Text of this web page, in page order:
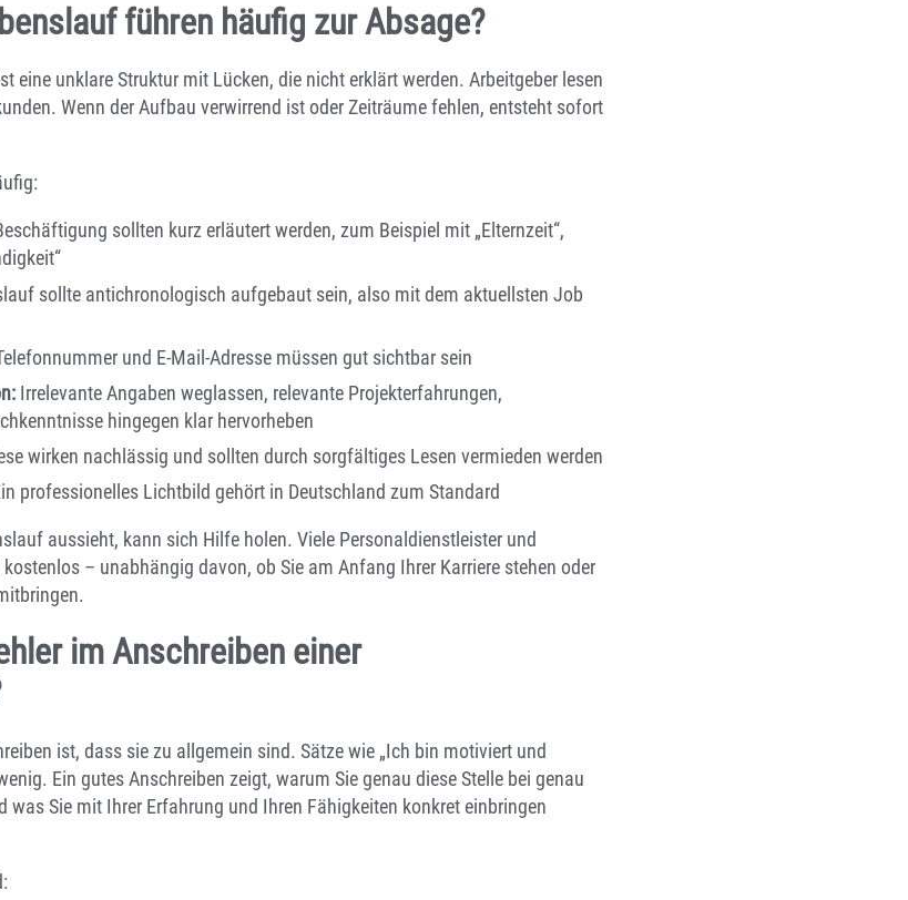
führen häufig zur Absage?
eine unklare Struktur mit Lücken, die nicht erklärt werden. Arbeitgeber lesen
Wenn der Aufbau verwirrend ist oder Zeiträume fehlen, entsteht sofort
sollten kurz erläutert werden, zum Beispiel mit „Elternzeit“,
sollte antichronologisch aufgebaut sein, also mit dem aktuellsten Job
und E-Mail-Adresse müssen gut sichtbar sein
Irrelevante Angaben weglassen, relevante Projekterfahrungen,
hingegen klar hervorheben
wirken nachlässig und sollten durch sorgfältiges Lesen vermieden werden
professionelles Lichtbild gehört in Deutschland zum Standard
aussieht, kann sich Hilfe holen. Viele Personaldienstleister und
– unabhängig davon, ob Sie am Anfang Ihrer Karriere stehen oder
im Anschreiben einer
ist, dass sie zu allgemein sind. Sätze wie „Ich bin motiviert und
Ein gutes Anschreiben zeigt, warum Sie genau diese Stelle bei genau
was Sie mit Ihrer Erfahrung und Ihren Fähigkeiten konkret einbringen